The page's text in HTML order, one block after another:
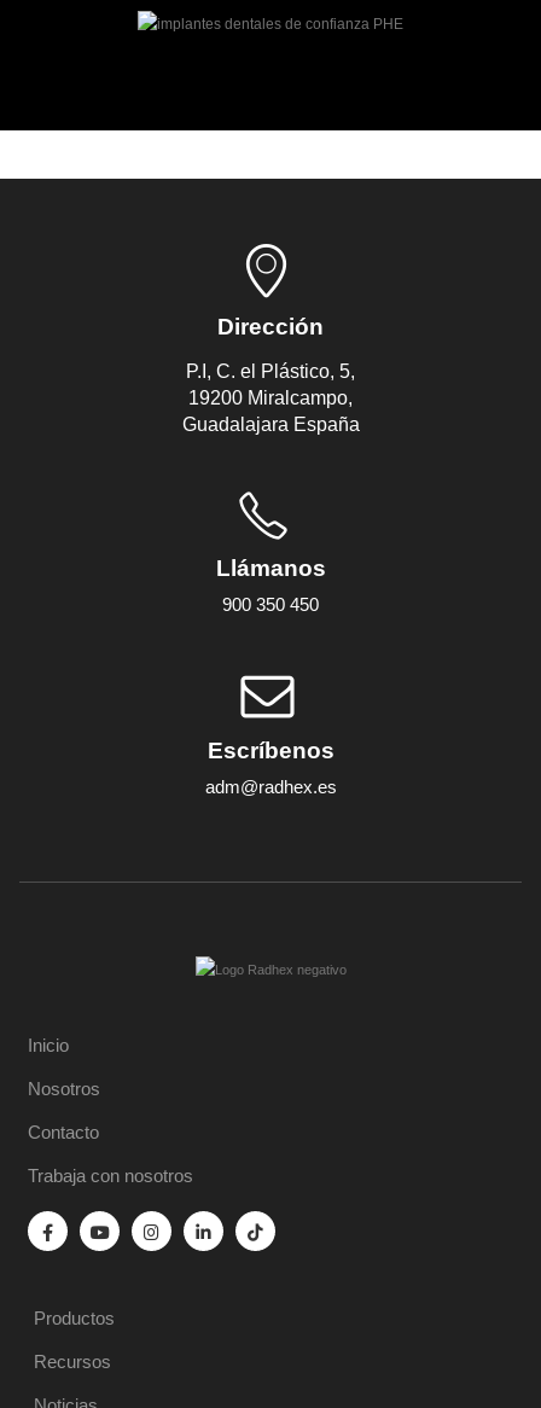
Dirección
P.I, C. el Plástico, 5,
19200 Miralcampo,
Guadalajara España
Llámanos
900 350 450
Escríbenos
adm@radhex.es
Inicio
Nosotros
Contacto
Trabaja con nosotros
Productos
Recursos